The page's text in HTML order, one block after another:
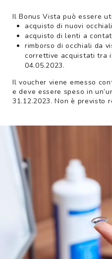
Il Bonus Vista può essere
acquisto di nuovi
acquisto di lenti a
rimborso di occhiali da
correttive acquistati tra
04.05.2023.
Il voucher viene emesso
e deve essere speso in
31.12.2023. Non è previsto